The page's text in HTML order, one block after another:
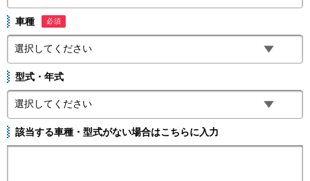
車種 必須
型式・年式
該当する車種・型式がない場合はこちらに入力